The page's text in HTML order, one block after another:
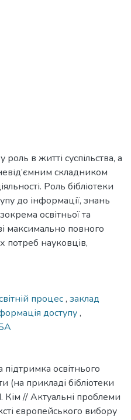
в житті суспільства, а
складником
Роль бібліотеки
до інформації, знань
освітньої та
максимально повного
потреб науковців,
процес, заклад
доступу,
освітнього
(на прикладі бібліотеки
Кім // Актуальні проблеми
європейського вибору